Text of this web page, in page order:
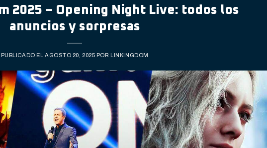
2025 – Opening Night Live: todos los
anuncios y sorpresas
PUBLICADO EL AGOSTO 20, 2025 POR LINKINGDOM